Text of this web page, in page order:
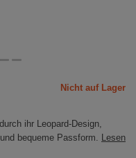
Nicht auf Lager
ihr Leopard-Design,
bequeme Passform. Lesen